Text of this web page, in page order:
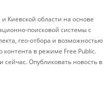
Киевской области на основе
поисковой системы с
гео-отбора и возможностью
контента в режиме Free Public.
Опубликовать новость в